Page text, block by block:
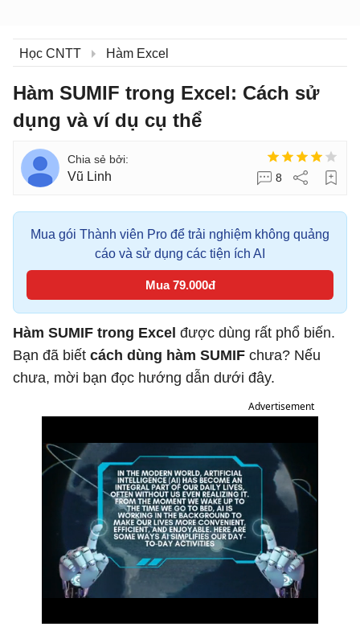
Học CNTT Hàm Excel
Hàm SUMIF trong Excel: Cách sử
dụng và ví dụ cụ thể
8
Vũ Linh
Mua gói Thành viên Pro để trải nghiệm không quảng
cáo và sử dụng các tiện ích AI
Mua 79.000đ
Hàm SUMIF trong Excel được dùng rất phổ biến.
Bạn đã biết cách dùng hàm SUMIF chưa? Nếu
chưa, mời bạn đọc hướng dẫn dưới đây.
Advertisement